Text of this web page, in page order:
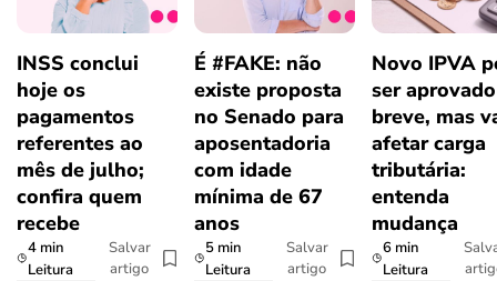
INSS conclui
hoje os
pagamentos
referentes ao
mês de julho;
confira quem
recebe
4 min
Leitura
Salvar
artigo
É #FAKE: não
existe proposta
no Senado para
aposentadoria
com idade
mínima de 67
anos
5 min
Leitura
Salvar
artigo
Novo IPVA
ser
breve, mas
afetar carga
tributária:
entenda
mudança
6 min
Leitura